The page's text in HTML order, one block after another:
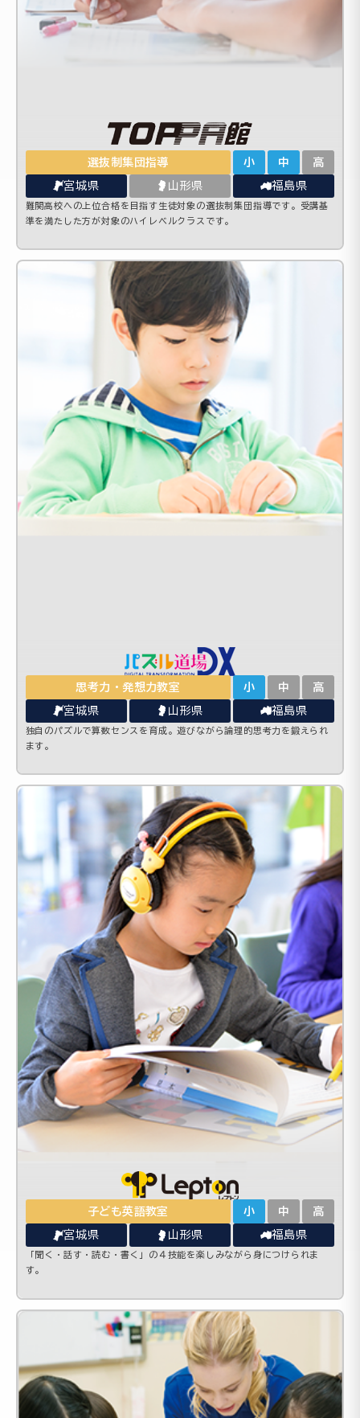
選抜制集団指導 小 中 高
宮城県 山形県 福島県
難関高校への上位合格を目指す生徒対象の選抜制集団指導です。受講基
準を満たした方が対象のハイレベルクラスです。
思考力・発想力教室 小 中 高
宮城県 山形県 福島県
独自のパズルで算数センスを育成。遊びながら論理的思考力を鍛えられ
ます。
子ども英語教室 小 中 高
宮城県 山形県 福島県
「聞く・話す・読む・書く」の４技能を楽しみながら身につけられま
す。